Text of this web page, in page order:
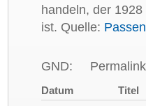
handeln, der
ist. Quelle:
GND:
Datum Titel